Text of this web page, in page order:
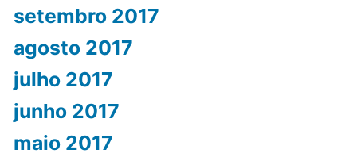
setembro 2017
agosto 2017
julho 2017
junho 2017
maio 2017